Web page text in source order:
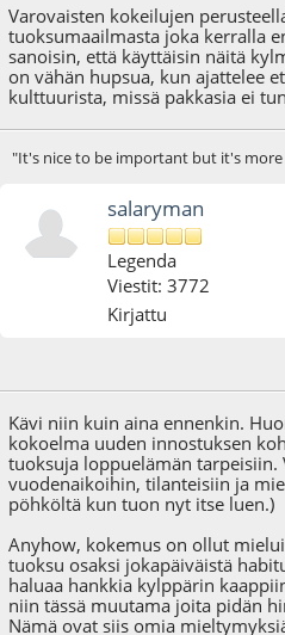
Varovaisten kokeilujen
tuoksumaailmasta joka kerralla
sanoisin, että käyttäisin näitä
on vähän hupsua, kun ajattelee
kulttuurista, missä pakkasia ei
"It's nice to be important but it's
salaryman
Legenda
Viestit: 3772
Kirjattu
:
Kävi niin kuin aina ennenkin.
kokoelma uuden innostuksen
tuoksuja loppuelämän tarpeisiin.
vuodenaikoihin, tilanteisiin ja
pöhköltä kun tuon nyt itse luen.)
Anyhow, kokemus on ollut
tuoksu osaksi jokapäiväistä
haluaa hankkia kylppärin
niin tässä muutama joita pidän
Nämä ovat siis omia